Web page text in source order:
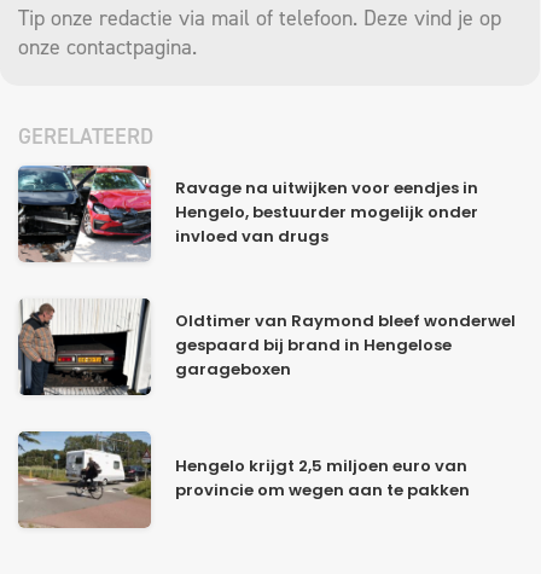
Tip onze redactie via mail of telefoon. Deze vind je op
onze contactpagina.
GERELATEERD
Ravage na uitwijken voor eendjes in
Hengelo, bestuurder mogelijk onder
invloed van drugs
Oldtimer van Raymond bleef wonderwel
gespaard bij brand in Hengelose
garageboxen
Hengelo krijgt 2,5 miljoen euro van
provincie om wegen aan te pakken